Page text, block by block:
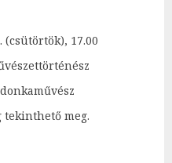
(csütörtök), 17.00
tekinthető meg.